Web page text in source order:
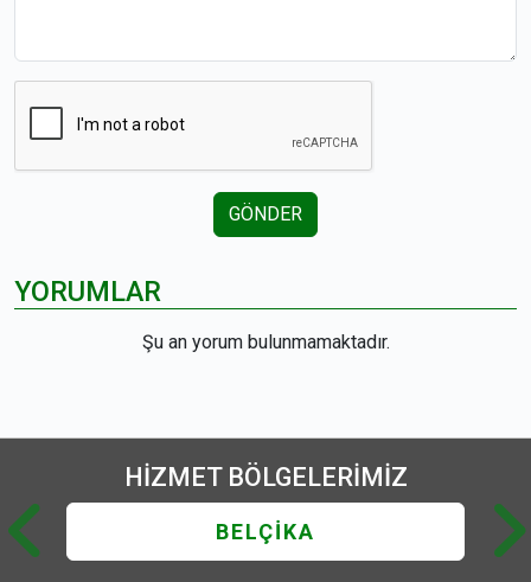
GÖNDER
YORUMLAR
Şu an yorum bulunmamaktadır.
HİZMET BÖLGELERİMİZ
BELÇİKA